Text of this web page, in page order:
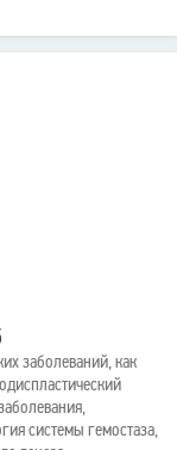
заболеваний, как
системы гемостаза,